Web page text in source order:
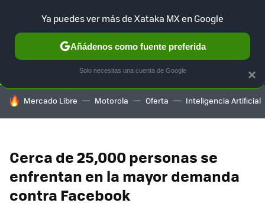
SELECCIÓN GAMING HOME AUTO TERRITORIO
HOY SE HABLA DE
Mercado Libre Motorola Oferta Inteligencia Artificial
Cerca de 25,000 personas se
enfrentan en la mayor demanda
contra Facebook
×
Ya puedes ver más de Xataka MX en Google
Añádenos como fuente preferida
Solo necesitas una cuenta de Google